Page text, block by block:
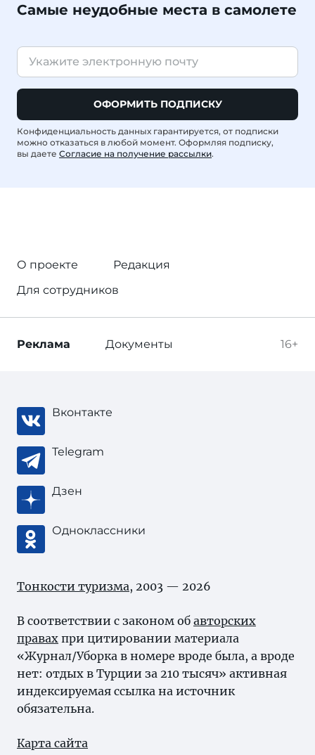
Самые неудобные места в самолете
ОФОРМИТЬ ПОДПИСКУ
Конфиденциальность данных гарантируется, от подписки
можно отказаться в любой момент. Оформляя подписку,
вы даете Согласие на получение рассылки.
О проекте
Редакция
Для сотрудников
16+
Реклама Документы
Вконтакте
Telegram
Дзен
Одноклассники
Тонкости туризма, 2003 — 2026
В соответствии с законом об авторских
правах при цитировании материала
«Журнал/Уборка в номере вроде была, а вроде
нет: отдых в Турции за 210 тысяч» активная
индексируемая ссылка на источник
обязательна.
Карта сайта